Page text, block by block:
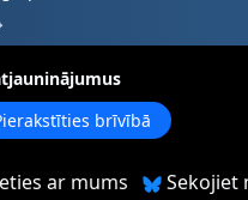
brīvībā
ar mums Sekojiet